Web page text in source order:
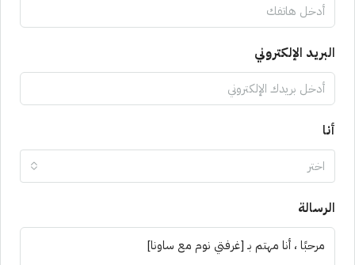
البريد الإلكتروني
أنا
اختر
الرسالة